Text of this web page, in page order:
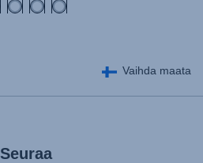
Vaihda maata
Seuraa